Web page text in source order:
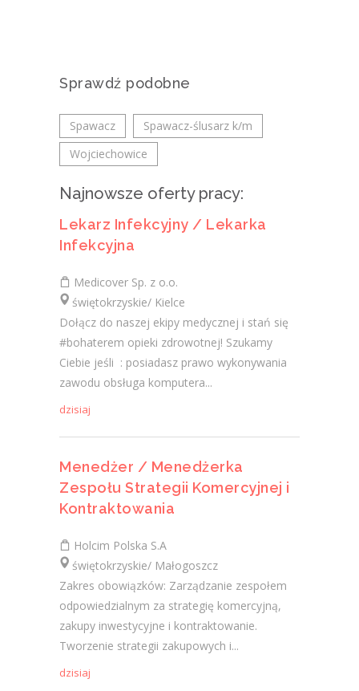
Sprawdź podobne
Spawacz
Spawacz-ślusarz k/m
Wojciechowice
Najnowsze oferty pracy:
Lekarz Infekcyjny / Lekarka
Infekcyjna
Medicover Sp. z o.o.
świętokrzyskie/ Kielce
Dołącz do naszej ekipy medycznej i stań się
#bohaterem opieki zdrowotnej! Szukamy
Ciebie jeśli ​ : posiadasz prawo wykonywania
zawodu obsługa komputera...
dzisiaj
Menedżer / Menedżerka
Zespołu Strategii Komercyjnej i
Kontraktowania
Holcim Polska S.A
świętokrzyskie/ Małogoszcz
Zakres obowiązków: Zarządzanie zespołem
odpowiedzialnym za strategię komercyjną,
zakupy inwestycyjne i kontraktowanie.
Tworzenie strategii zakupowych i...
dzisiaj